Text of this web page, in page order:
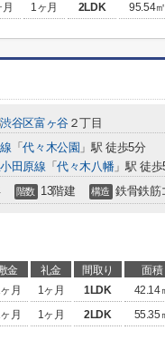
1ヶ月 2LDK 95.54㎡
渋谷区富ヶ谷２丁目
「代々木公園 」駅 徒歩5分
田原線 「代々木八幡 」駅 徒
階数 13階建 構造 鉄骨鉄筋
金 礼金 間取り 面積
月 1ヶ月 1LDK 42.14
月 1ヶ月 2LDK 55.35